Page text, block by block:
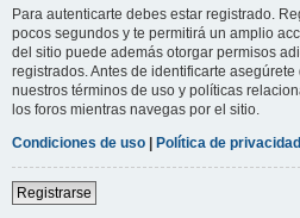
Para autenticarte debes estar registrado.
pocos segundos y te permitirá un amplio
del sitio puede además otorgar permisos
registrados. Antes de identificarte
nuestros términos de uso y políticas
los foros mientras navegas por el sitio.
Condiciones de uso | Política de privacidad
Registrarse